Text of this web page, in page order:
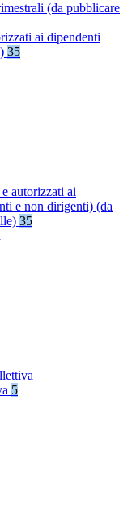
(da pubblicare
ai dipendenti
35
autorizzati ai
e non dirigenti) (da
35
5